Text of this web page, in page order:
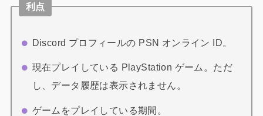
利点
Discord プロフィールの PSN オンライン ID。
現在プレイしている PlayStation ゲーム。ただ
し、データ履歴は表示されません。
ゲームをプレイしている期間。